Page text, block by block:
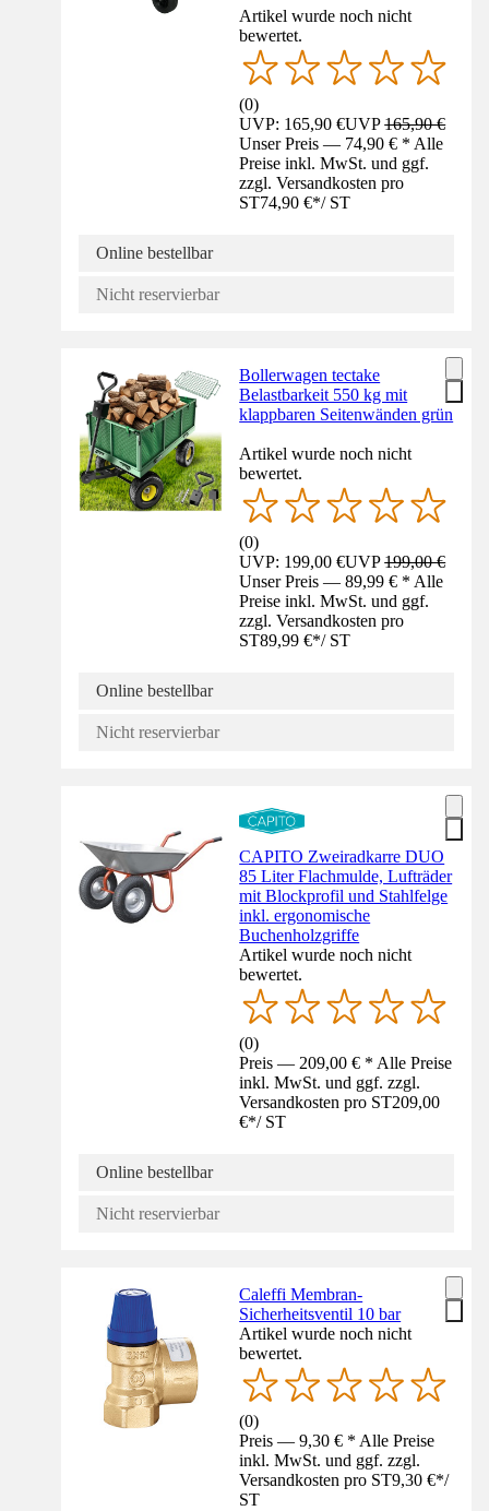
Artikel wurde noch nicht
bewertet.
(0)
UVP: 165,90 €UVP165,90 €
Unser Preis — 74,90 € * Alle
Preise inkl. MwSt. und ggf.
zzgl. Versandkosten pro
ST74,90 €*/ ST
Online bestellbar
Nicht reservierbar
Bollerwagen tectake
Belastbarkeit 550 kg mit
klappbaren Seitenwänden grün
Artikel wurde noch nicht
bewertet.
(0)
UVP: 199,00 €UVP199,00 €
Unser Preis — 89,99 € * Alle
Preise inkl. MwSt. und ggf.
zzgl. Versandkosten pro
ST89,99 €*/ ST
Online bestellbar
Nicht reservierbar
CAPITO Zweiradkarre DUO
85 Liter Flachmulde, Lufträder
mit Blockprofil und Stahlfelge
inkl. ergonomische
Buchenholzgriffe
Artikel wurde noch nicht
bewertet.
(0)
Preis — 209,00 € * Alle Preise
inkl. MwSt. und ggf. zzgl.
Versandkosten pro ST209,00
€*/ ST
Online bestellbar
Nicht reservierbar
Caleffi Membran-
Sicherheitsventil 10 bar
Artikel wurde noch nicht
bewertet.
(0)
Preis — 9,30 € * Alle Preise
inkl. MwSt. und ggf. zzgl.
Versandkosten pro ST9,30 €*/
ST